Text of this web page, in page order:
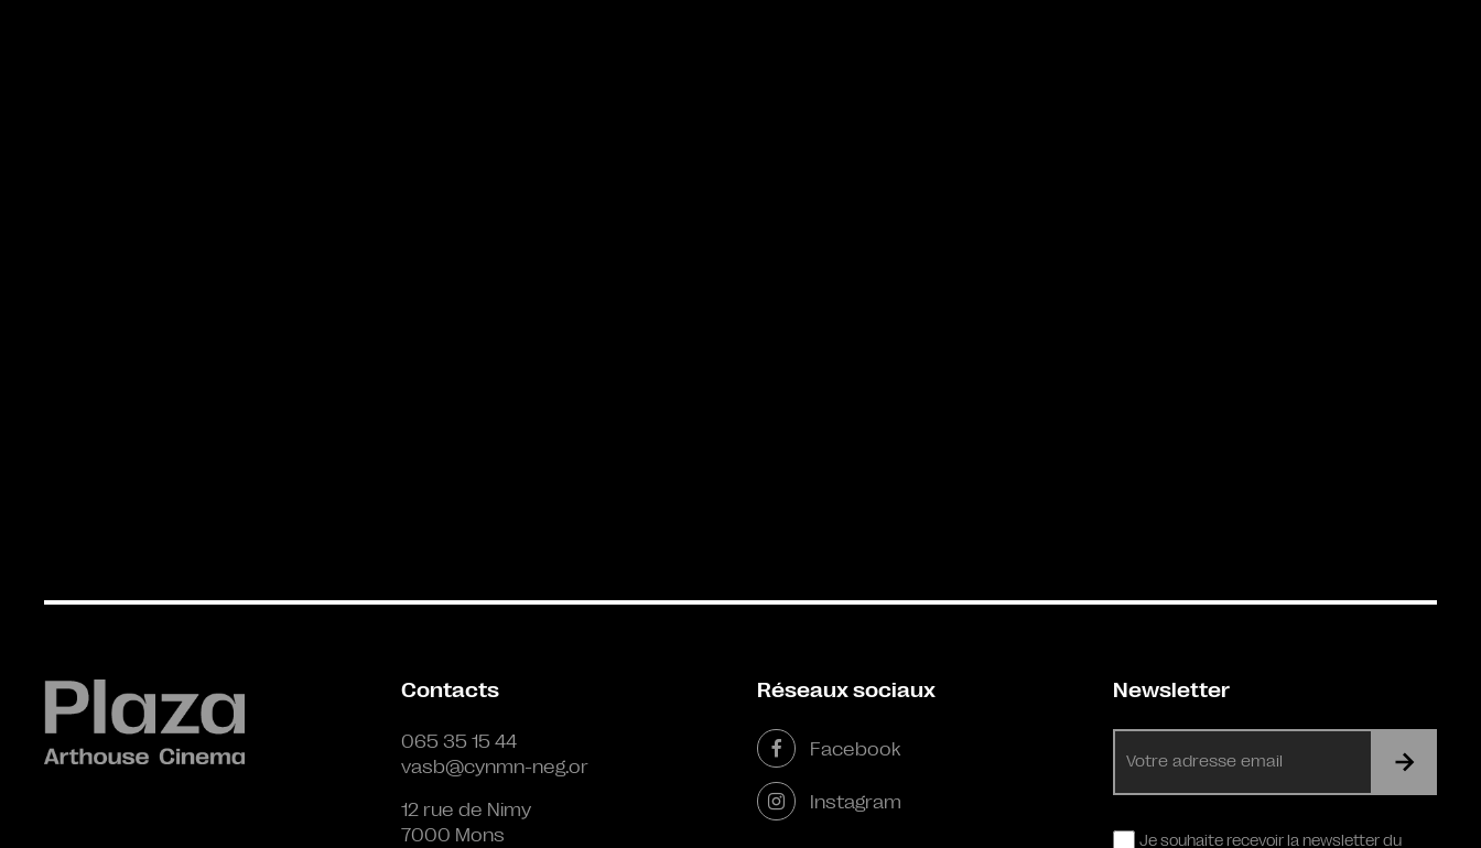
Contacts
065 35 15 44
vasb@cynmn-neg.or
12 rue de Nimy
7000 Mons
Réseaux sociaux
Facebook
Instagram
Newsletter
mail
RGPDJe souhaite recevoir la newsletter du